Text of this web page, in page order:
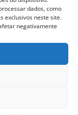
dados, como
exclusivos neste site.
negativamente